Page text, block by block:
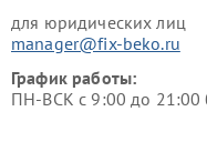
для юридических лиц
manager@fix-beko.ru
График работы:
ПН-ВСК с 9:00 до 21:00